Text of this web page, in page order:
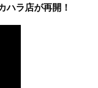
ハラ店が再開！